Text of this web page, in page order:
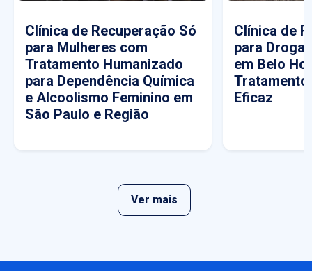
Clínica de Recuperação Só
para Mulheres com
Tratamento Humanizado
para Dependência Química
e Alcoolismo Feminino em
São Paulo e Região
Clínica de
para
em Belo
Tratamento
Eficaz
Ver mais